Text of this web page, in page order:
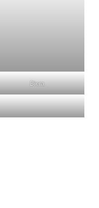
Diera